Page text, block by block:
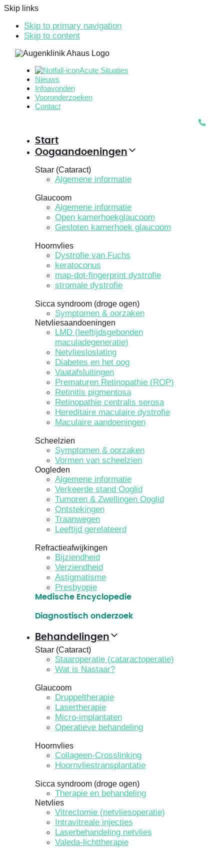
Skip links
Skip to primary navigation
Skip to content
Acute Situaties
Nieuws
Infoavonden
Vooronderzoeken
Contact
Start
Oogaandoeningen
Staar (Cataract)
Algemene informatie
Glaucoom
Algemene informatie
Open kamerhoekglaucoom
Gesloten kamerhoek glaucoom
Hoornvlies
Dystrofie van Fuchs
keratoconus
map-dot-fingerprint dystrofie
stromale dystrofie
Sicca syndroom (droge ogen)
Symptomen & oorzaken
Netvliesaandoeningen
LMD (leeftijdsgebonden
maculadegeneratie)
Netvliesloslating
Diabetes en het oog
Vaatafsluitingen
Prematuren Retinopathie (ROP)
Retinitis pigmentosa
Retinopathie centralis serosa
Hereditaire maculaire dystrofie
Maculaire aandoeningen
Scheelzien
Symptomen & oorzaken
Vormen van scheelzien
Oogleden
Algemene informatie
Verkeerde stand Ooglid
Tumoren & Zwellingen Ooglid
Ontstekingen
Traanwegen
Leeftijd gerelateerd
Refractieafwijkingen
Bijziendheid
Verziendheid
Astigmatisme
Presbyopie
Medische Encyclopedie
Diagnostisch onderzoek
Behandelingen
Staar (Cataract)
Staaroperatie (cataractoperatie)
Wat is Nastaar?
Glaucoom
Druppeltherapie
Lasertherapie
Micro-implantaten
Operatieve behandeling
Hoornvlies
Collageen-Crosslinking
Hoornvliestransplantatie
Sicca syndroom (droge ogen)
Therapie en behandeling
Netvlies
Vitrectomie (netvliesoperatie)
Intravitreale injecties
Laserbehandeling netvlies
Valeda-lichttherapie